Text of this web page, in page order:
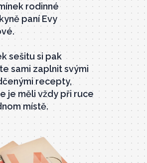
rodinné
paní Evy
sešitu si pak
sami zaplnit svými
recepty,
je měli vždy při ruce
místě.